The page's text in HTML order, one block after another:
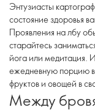
Энтузиасты
состояние здоровья
Проявления на лбу
старайтесь
йога или медитация.
ежедневную порцию
фруктов и овощей в
Между